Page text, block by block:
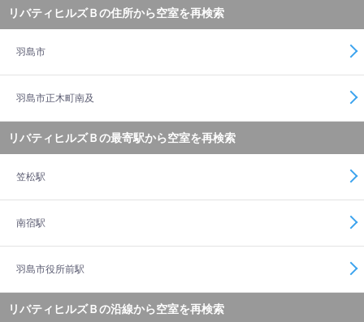
リバティヒルズＢの住所から空室を再検索
羽島市
羽島市正木町南及
リバティヒルズＢの最寄駅から空室を再検索
笠松駅
南宿駅
羽島市役所前駅
リバティヒルズＢの沿線から空室を再検索